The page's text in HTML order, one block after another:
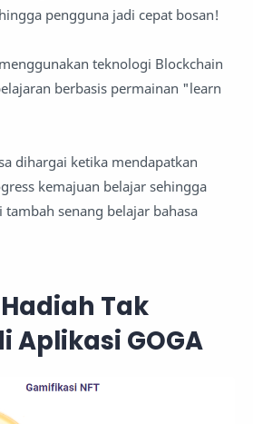
pengguna jadi cepat bosan!
teknologi Blockchain
berbasis permainan "learn
dihargai ketika mendapatkan
kemajuan belajar sehingga
senang belajar bahasa
Tak
Aplikasi GOGA